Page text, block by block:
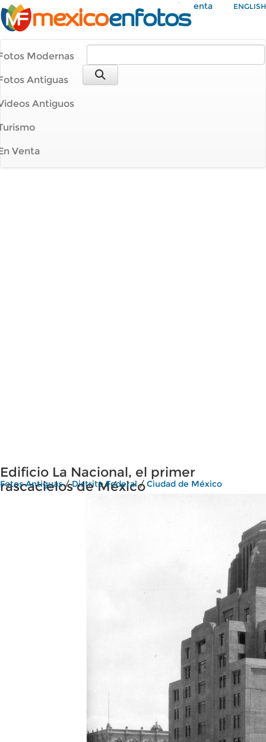
Mi Cuenta ENGLISH
Modernas
Antiguas
Antiguos
Venta
Edificio La Nacional, el primer
rascacielos de México
Fotos Antiguas/Distrito Federal/Ciudad de México